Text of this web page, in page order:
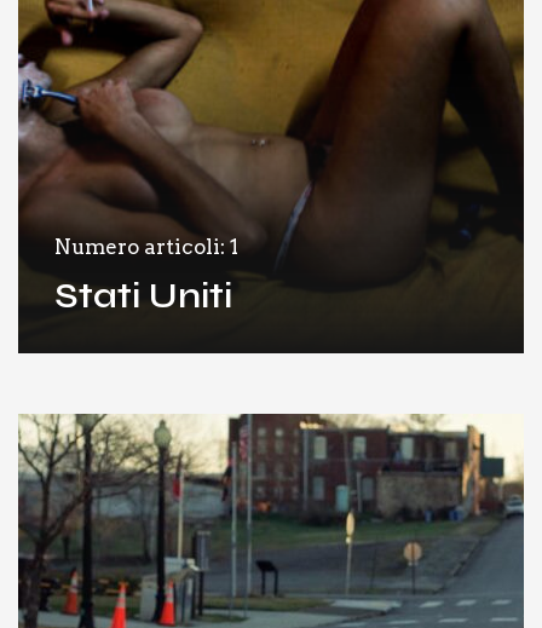
Numero articoli: 1
Stati Uniti